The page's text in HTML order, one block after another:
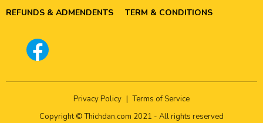
REFUNDS & ADMENDENTS
TERM & CONDITIONS
Privacy Policy | Terms of Service
Copyright © Thichdan.com 2021 - All rights reserved